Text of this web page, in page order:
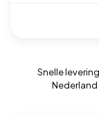
Snelle
Nederland